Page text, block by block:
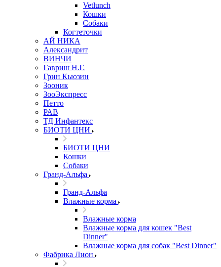
Vetlunch
Кошки
Собаки
Когтеточки
АЙ НИКА
Александрит
ВИНЧИ
Гавриш Н.Г.
Грин Кьюзин
Зооник
ЗооЭкспресс
Петто
РАВ
ТД Инфантекс
БИОТИ ЦНИ
БИОТИ ЦНИ
Кошки
Собаки
Гранд-Альфа
Гранд-Альфа
Влажные корма
Влажные корма
Влажные корма для кошек "Best
Dinner"
Влажные корма для собак "Best Dinner"
Фабрика Лион